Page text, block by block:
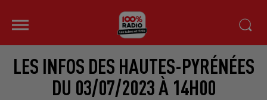
LES INFOS DES HAUTES-PYRÉNÉES
DU 03/07/2023 À 14H00